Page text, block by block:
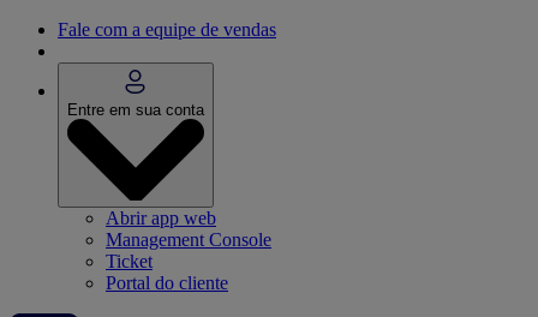
Fale com a equipe de vendas
Entre em sua conta
Abrir app web
Management Console
Ticket
Portal do cliente